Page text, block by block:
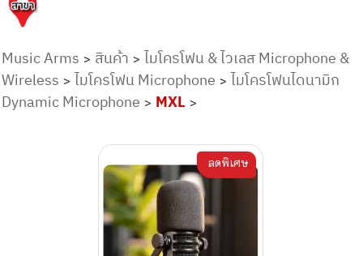
Music Arms > สินค้า > ไมโครโฟน & ไวเลส Microphone &
Wireless > ไมโครโฟน Microphone > ไมโครโฟนไดนามิก
Dynamic Microphone > MXL >
ลดพิเศษ